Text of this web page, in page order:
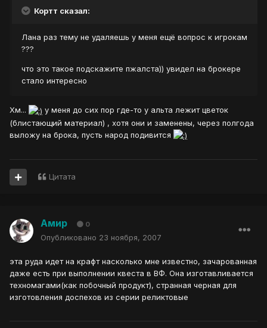
Кортт сказал:
Лана раз тему не удаляешь у меня ещё вопрос к игрокам
???
что это такое подскажите пжалста)) увидел на брокере
стало интересно
Хм...
у меня до сих пор где-то у альта лежит цветок
(блистающий материал) , хотя они и заменены, через полгода
выложу на брока, пусть народ подивится
Цитата
Амир 0
Опубликовано 23 ноября, 2007
эта руда идет на крафт насколько мне известно, зачарованная
даже есть при выполнении квеста в ВФ. Она изготавливается
техномагами(как побочный продукт), странная черная для
изготовления доспехов из серии реликтовые